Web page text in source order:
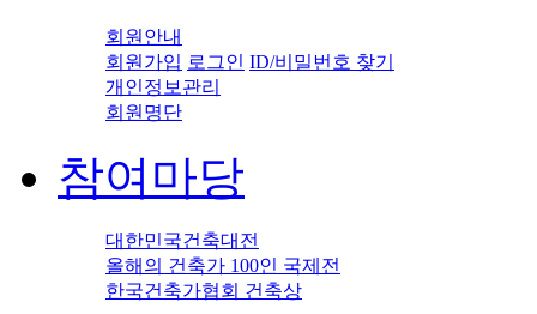
회원안내
회원가입 로그인 ID/비밀번호 찾기
개인정보관리
회원명단
참여마당
대한민국건축대전
올해의 건축가 100인 국제전
한국건축가협회 건축상